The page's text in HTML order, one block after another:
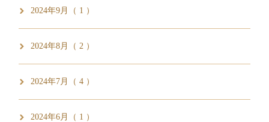
2024年9月（ 1 ）
2024年8月（ 2 ）
2024年7月（ 4 ）
2024年6月（ 1 ）